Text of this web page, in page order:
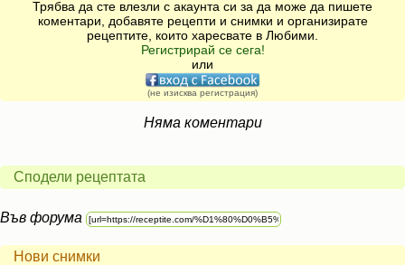
Трябва да сте влезли с акаунта си за да може да пишете
коментари, добавяте рецепти и снимки и организирате
рецептите, които харесвате в Любими.
Регистрирай се сега!
или
(не изисква регистрация)
Няма коментари
Сподели рецептата
Във форума
Нови снимки